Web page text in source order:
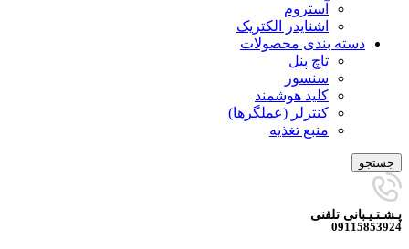
آستروم
اشنایدر الکتریک
دسته بندی محصولات
تاچ پنل
سنسور
کلید هوشمند
کنترلر (عملگرها)
منبع تغذیه
جستجو
پـشـتـیـبانی تلفنی
09115853924